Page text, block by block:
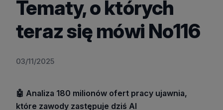
Tematy, o których
teraz się mówi No116
03/11/2025
🤖 Analiza 180 milionów ofert pracy ujawnia,
które zawody zastępuje dziś AI